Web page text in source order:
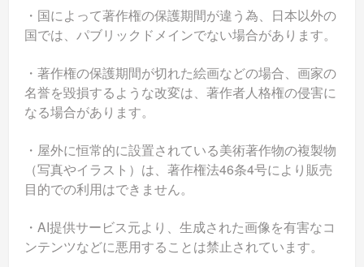
・国によって著作権の保護期間が違う為、日本以外の
国では、パブリックドメインでない場合があります。
・著作権の保護期間が切れた絵画などの場合、画家の
名誉を毀損するような改変は、著作者人格権の侵害に
なる場合があります。
・屋外に恒常的に設置されている美術著作物の複製物
（写真やイラスト）は、著作権法46条4号により販売
目的での利用はできません。
・AI提供サービス元より、生成された画像を有害なコ
ンテンツなどに悪用することは禁止されています。